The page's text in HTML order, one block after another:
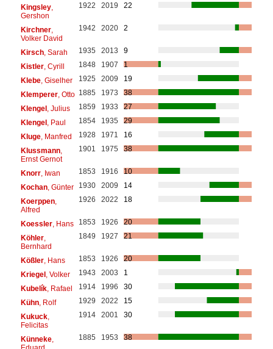
Kingsley,
Gershon
1922 2019 22
Kirchner,
Volker David
1942 2020 2
Kirsch, Sarah 1935 2013
9
Kistler, Cyrill 1848 1907
1
Klebe, Giselher 1925 2009
19
Klemperer, Otto 1885 1973
38
Klengel, Julius 1859 1933
27
Klengel, Paul 1854 1935
29
Kluge, Manfred 1928 1971
16
Klussmann,
Ernst Gernot
1901 1975 38
Knorr, Iwan 1853 1916
10
Kochan, Günter 1930 2009
14
Koerppen,
Alfred
1926 2022 18
Koessler, Hans 1853 1926
20
Köhler,
Bernhard
1849 1927 21
Kößler, Hans 1853 1926
20
Kriegel, Volker 1943 2003
1
Kubelík, Rafael 1914 1996
30
Kühn, Rolf 1929 2022
15
Kukuck,
Felicitas
1914 2001 30
Künneke,
1885 1953 38